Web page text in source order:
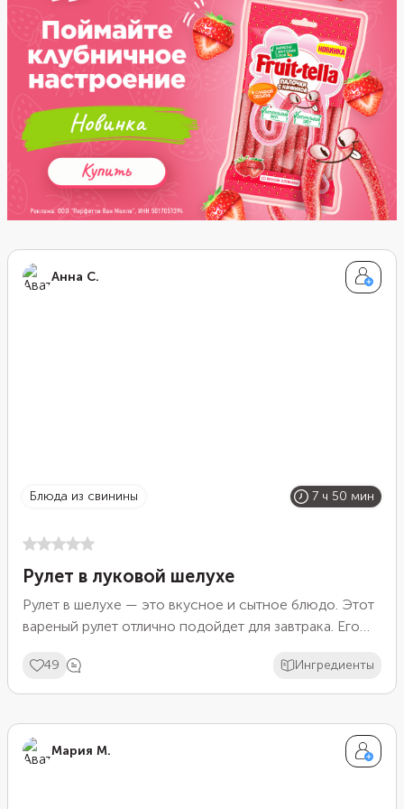
приготовлении пищи.
Анна С.
блюда из свинины 7 ч 50 мин
Рулет в луковой шелухе
Рулет в шелухе — это вкусное и сытное блюдо. Этот
вареный рулет отлично подойдет для завтрака. Его
Также свинина в луковой шелухе хорошо смотрится
на праздничном столе как закуска, так как в нарезке
рулету красивый золотистый оттенок. Можно
добавлять специи и горчицу по вкусу, делая рулет
49 Ингредиенты
Мария М.